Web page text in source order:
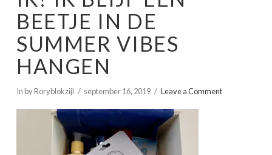
BEETJE IN DE
SUMMER VIBES
HANGEN
In by Roryblokzijl september 16, 2019 Leave a Comment